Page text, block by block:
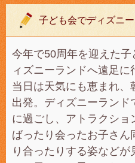
子ども会でディズニ
今年で50周年を迎えた
ィズニーランドへ遠足に
当日は天気にも恵まれ、
出発。ディズニーランド
に過ごし、アトラクシ
ばったり会ったお子さん
り合ったりする姿などが